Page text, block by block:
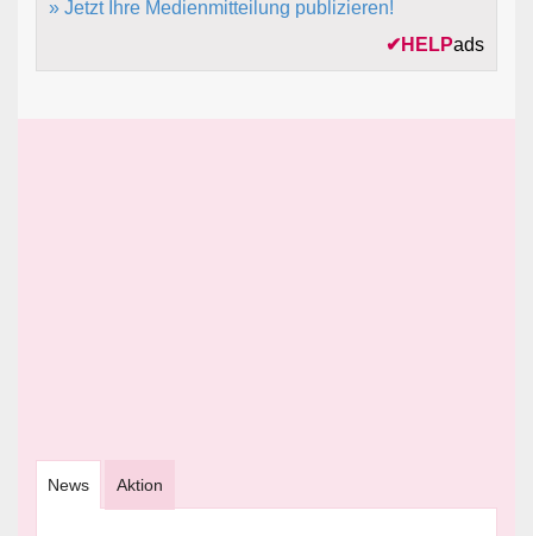
» Jetzt Ihre Medienmitteilung publizieren!
✔ HELPads
News Aktion